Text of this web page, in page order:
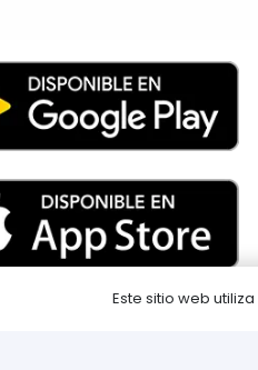
Este sitio web